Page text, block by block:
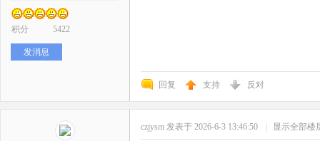
积分 5422
发消息
回复 支持 反对
czjysm 发表于 2026-6-3 13:46:50 | 显示全部楼